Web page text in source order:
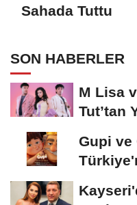
Sahada Tuttu
SON HABERLER
M Lisa
Tut’tan
Gupi ve